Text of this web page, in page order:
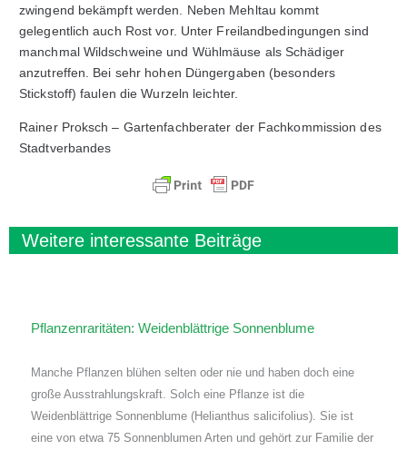
zwingend bekämpft werden. Neben Mehltau kommt
gelegentlich auch Rost vor. Unter Freilandbedingungen sind
manchmal Wildschweine und Wühlmäuse als Schädiger
anzutreffen. Bei sehr hohen Düngergaben (besonders
Stickstoff) faulen die Wurzeln leichter.
Rainer Proksch – Gartenfachberater der Fachkommission des
Stadtverbandes
Weitere interessante Beiträge
Pflanzenraritäten: Weidenblättrige Sonnenblume
Manche Pflanzen blühen selten oder nie und haben doch eine
große Ausstrahlungskraft. Solch eine Pflanze ist die
Weidenblättrige Sonnenblume (Helianthus salicifolius). Sie ist
eine von etwa 75 Sonnenblumen Arten und gehört zur Familie der